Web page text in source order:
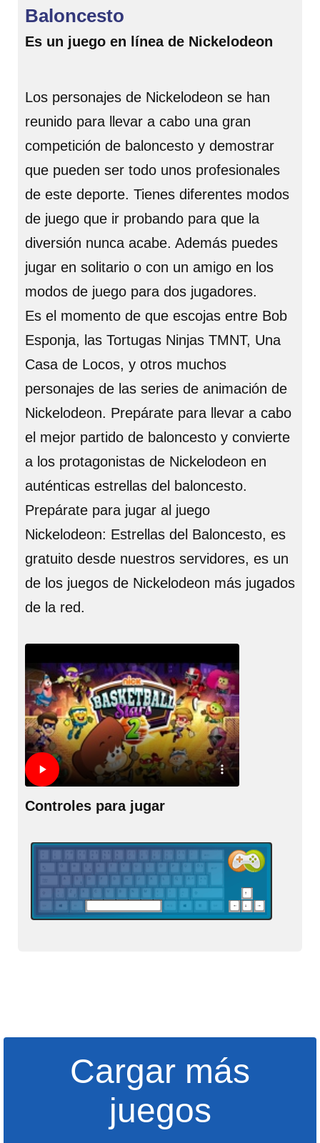
Baloncesto
Es un juego en línea de Nickelodeon
Los personajes de Nickelodeon se han
reunido para llevar a cabo una gran
competición de baloncesto y demostrar
que pueden ser todo unos profesionales
de este deporte. Tienes diferentes modos
de juego que ir probando para que la
diversión nunca acabe. Además puedes
jugar en solitario o con un amigo en los
modos de juego para dos jugadores.
Es el momento de que escojas entre Bob
Esponja, las Tortugas Ninjas TMNT, Una
Casa de Locos, y otros muchos
personajes de las series de animación de
Nickelodeon. Prepárate para llevar a cabo
el mejor partido de baloncesto y convierte
a los protagonistas de Nickelodeon en
auténticas estrellas del baloncesto.
Prepárate para jugar al juego
Nickelodeon: Estrellas del Baloncesto, es
gratuito desde nuestros servidores, es un
de los juegos de Nickelodeon más jugados
de la red.
Controles para jugar
Cargar más
juegos